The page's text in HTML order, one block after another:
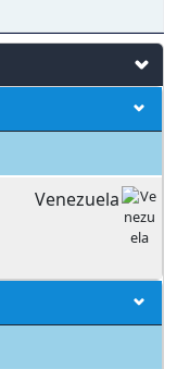
Venezuela